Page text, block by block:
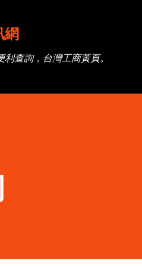
網
查詢，台灣工商黃頁。